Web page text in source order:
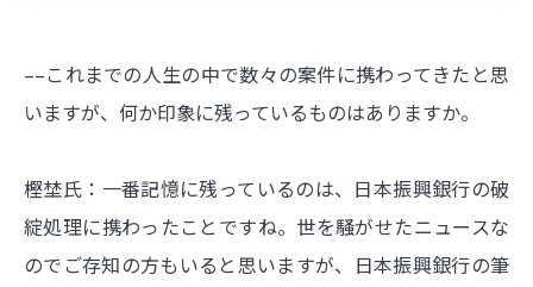
––これまでの人生の中で数々の案件に携わってきたと思
いますが、何か印象に残っているものはありますか。
樫埜氏：一番記憶に残っているのは、日本振興銀行の破
綻処理に携わったことですね。世を騒がせたニュースな
のでご存知の方もいると思いますが、日本振興銀行の筆